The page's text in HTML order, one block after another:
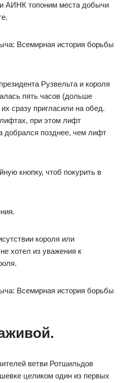
АИНК топоним места добычи
Всемирная история борьбы
Рузвельта и короля
пять часов (дольше
сразу пригласили на обед.
при этом лифт
добрался позднее, чем лифт
кнопку, чтоб покурить в
короля или
хотел из уважения к
Всемирная история борьбы
ветви Ротшильдов
целиком один из первых